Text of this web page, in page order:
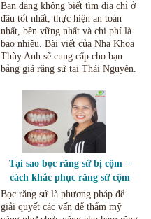
Bạn đang không biết tìm địa chỉ ở
đâu tốt nhất, thực hiện an toàn
nhất, bền vững nhất và chi phí là
bao nhiêu. Bài viết của Nha Khoa
Thùy Anh sẽ cung cấp cho bạn
bảng giá răng sứ tại Thái Nguyên.
Tại sao bọc răng sứ bị cộm –
cách khắc phục răng sứ cộm
Thái Nguyên.
Bọc răng sứ là phương pháp để
giải quyết các vấn để thẩm mỹ